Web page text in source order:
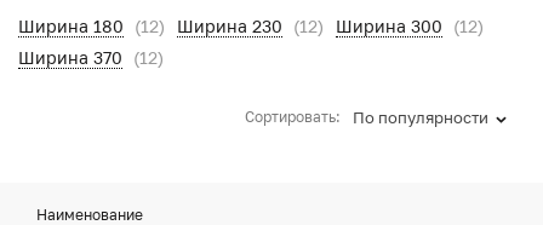
Ширина 180 (12) Ширина 230 (12) Ширина 300
(12)
Ширина 370
(12)
Сортировать: По популярности
Наименование